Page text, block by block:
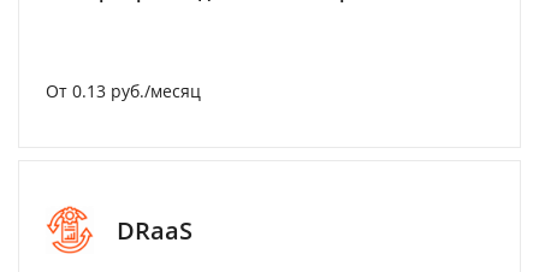
От 0.13 руб./месяц
DRaaS